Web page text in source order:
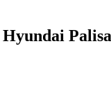
Hyundai